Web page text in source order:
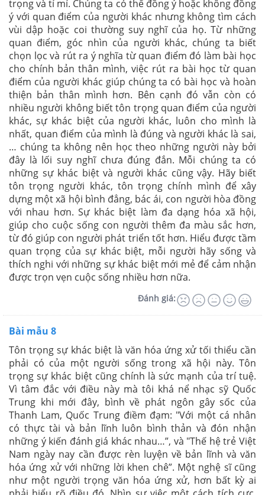
trọng và tỉ mỉ. Chúng ta có thể đồng ý hoặc không đồng
ý với quan điểm của người khác nhưng không tìm cách
vùi dập hoặc coi thường suy nghĩ của họ. Từ những
quan điểm, góc nhìn của người khác, chúng ta biết
chọn lọc và rút ra ý nghĩa từ quan điểm đó làm bài học
cho chính bản thân mình, việc rút ra bài học từ quan
điểm của người khác giúp chúng ta có bài học và hoàn
thiện bản thân mình hơn. Bên cạnh đó vẫn còn có
nhiều người không biết tôn trọng quan điểm của người
khác, sự khác biệt của người khác, luôn cho mình là
nhất, quan điểm của mình là đúng và người khác là sai,
… chúng ta không nên học theo những người này bởi
đây là lối suy nghĩ chưa đúng đắn. Mỗi chúng ta có
những sự khác biệt và người khác cũng vậy. Hãy biết
tôn trọng người khác, tôn trọng chính mình để xây
dựng một xã hội bình đẳng, bác ái, con người hòa đồng
với nhau hơn. Sự khác biệt làm đa dạng hóa xã hội,
giúp cho cuộc sống con người thêm đa màu sắc hơn,
từ đó giúp con người phát triển tốt hơn. Hiểu được tầm
quan trọng của sự khác biệt, mỗi người hãy sống và
thích nghi với những sự khác biệt mới mẻ để cảm nhận
được trọn vẹn cuộc sống nhiều hơn nữa.
Đánh giá:
Bài mẫu 8
Tôn trọng sự khác biệt là văn hóa ứng xử tối thiểu cần
phải có của một người sống trong xã hội này. Tôn
trọng sự khác biệt cũng chính là sức mạnh của trí tuệ.
Vì tâm đắc với điều này mà tôi khá nể nhạc sỹ Quốc
Trung khi mới đây, bình về phát ngôn gây sốc của
Thanh Lam, Quốc Trung điềm đạm: "Với một cá nhân
có thực tài và bản lĩnh luôn bình thản và đón nhận
những ý kiến đánh giá khác nhau…”, và "Thế hệ trẻ Việt
Nam ngày nay cần được rèn luyện về bản lĩnh và văn
hóa ứng xử với những lời khen chê”. Một nghệ sĩ cũng
như một người trọng văn hóa ứng xử, hơn bất kỳ ai